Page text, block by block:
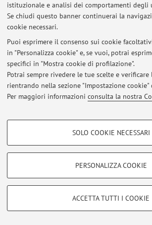
istituzionale e analisi dei comportamenti degli
Se chiudi questo banner continuerai la
cookie necessari.
Puoi esprimere il consenso sui cookie
in "Personalizza cookie" e, se vuoi, potrai
specifici in "Mostra cookie di profilazione".
Potrai sempre rivedere le tue scelte e
rientrando nella sezione "Impostazione cookie"
Per maggiori informazioni consulta la nostra
COOKIE DI PROFILAZIONE - FACOLTATIVI
COOKIE TECNICI - NECESSARI
Si tratta di cookie tecnici utilizzati, a titolo
SOLO COOKIE NECESSARI
PERSONALIZZA COOKIE
ACCETTA TUTTI I COOKIE
Al momento non sono presenti
Accedi tramiteloginper gestire tutti i
Zamboni, 33 - 40126 Bologna - Partita